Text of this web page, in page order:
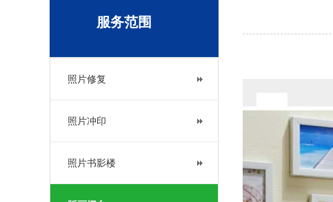
服务范围
照片修复
照片冲印
照片书影楼